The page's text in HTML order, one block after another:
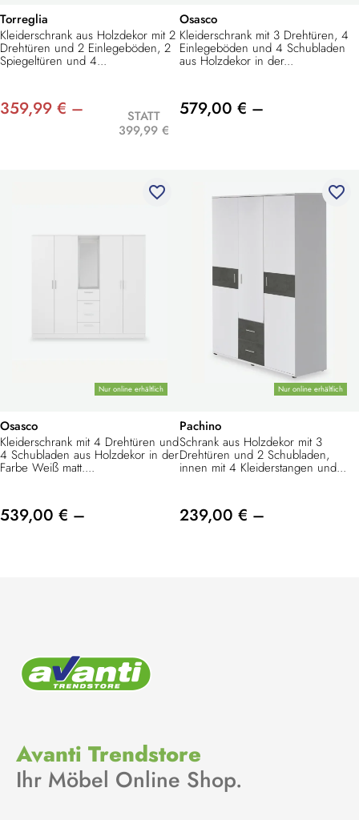
Torreglia
Kleiderschrank aus Holzdekor mit 2
Drehtüren und 2 Einlegeböden, 2
Spiegeltüren und 4...
359,99 € –
STATT
399,99 €
Osasco
Kleiderschrank mit 3 Drehtüren, 4
Einlegeböden und 4 Schubladen
aus Holzdekor in der...
579,00 € –
Nur online erhältlich
favorite_border
Osasco
Kleiderschrank mit 4 Drehtüren und
4 Schubladen aus Holzdekor in der
Farbe Weiß matt....
539,00 € –
Nur online erhältlich
favorite_border
Pachino
Schrank aus Holzdekor mit 3
Drehtüren und 2 Schubladen,
innen mit 4 Kleiderstangen und...
239,00 € –
Avanti Trendstore
Ihr Möbel Online Shop.